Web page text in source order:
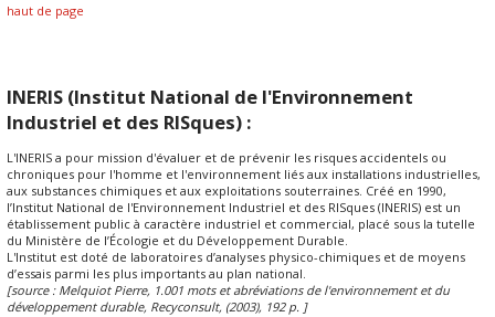
haut de page
INERIS (Institut National de l'Environnement
Industriel et des RISques) :
L'INERIS a pour mission d'évaluer et de prévenir les risques accidentels ou
chroniques pour l'homme et l'environnement liés aux installations industrielles,
aux substances chimiques et aux exploitations souterraines. Créé en 1990,
l’Institut National de l'Environnement Industriel et des RISques (INERIS) est un
établissement public à caractère industriel et commercial, placé sous la tutelle
du Ministère de l’Écologie et du Développement Durable.
L'Institut est doté de laboratoires d’analyses physico-chimiques et de moyens
d’essais parmi les plus importants au plan national.
[source : Melquiot Pierre, 1.001 mots et abréviations de l'environnement et du
développement durable, Recyconsult, (2003), 192 p. ]